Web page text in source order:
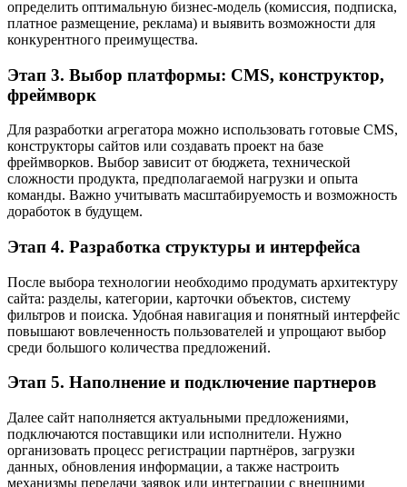
определить оптимальную бизнес-модель (комиссия, подписка,
платное размещение, реклама) и выявить возможности для
конкурентного преимущества.
Этап 3. Выбор платформы: CMS, конструктор,
фреймворк
Для разработки агрегатора можно использовать готовые CMS,
конструкторы сайтов или создавать проект на базе
фреймворков. Выбор зависит от бюджета, технической
сложности продукта, предполагаемой нагрузки и опыта
команды. Важно учитывать масштабируемость и возможность
доработок в будущем.
Этап 4. Разработка структуры и интерфейса
После выбора технологии необходимо продумать архитектуру
сайта: разделы, категории, карточки объектов, систему
фильтров и поиска. Удобная навигация и понятный интерфейс
повышают вовлеченность пользователей и упрощают выбор
среди большого количества предложений.
Этап 5. Наполнение и подключение партнеров
Далее сайт наполняется актуальными предложениями,
подключаются поставщики или исполнители. Нужно
организовать процесс регистрации партнёров, загрузки
данных, обновления информации, а также настроить
механизмы передачи заявок или интеграции с внешними